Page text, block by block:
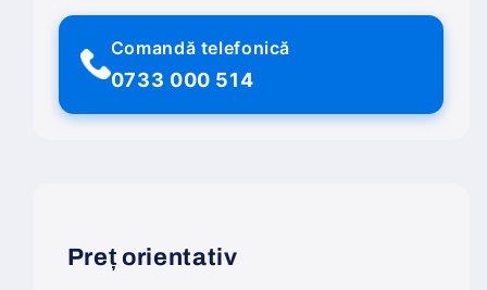
Comandă telefonică
0733 000 514
Preț orientativ